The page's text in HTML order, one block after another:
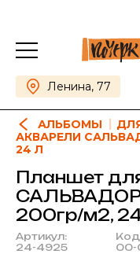
Ленина, 77
АЛЬБОМЫ
АКВАРЕЛИ
24 Л
Планшет
САЛЬВАДОР
200гр/м2,
Артикул:
24-4925
00-